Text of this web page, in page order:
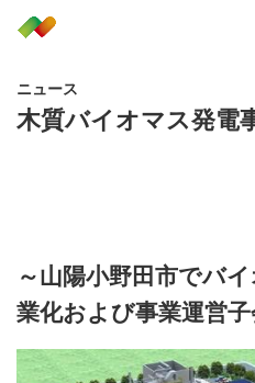
ニュース
木質バイオマス発電
～山陽小野田市でバ
業化および事業運営